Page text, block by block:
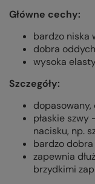
Główne cechy:
bardzo niska
dobra
wysoka
Szczegóły:
dopasowany,
płaskie szwy
nacisku, np.
bardzo
zapewnia
brzydkimi